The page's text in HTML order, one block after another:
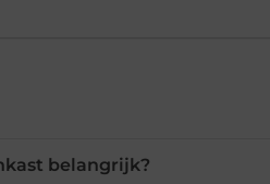
belangrijk?